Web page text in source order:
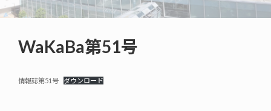
ッ
プ
移
動
WaKaBa第51号
情報誌第51号 ダウンロード